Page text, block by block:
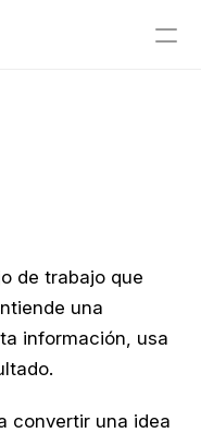
de trabajo que
una
información, usa
convertir una idea